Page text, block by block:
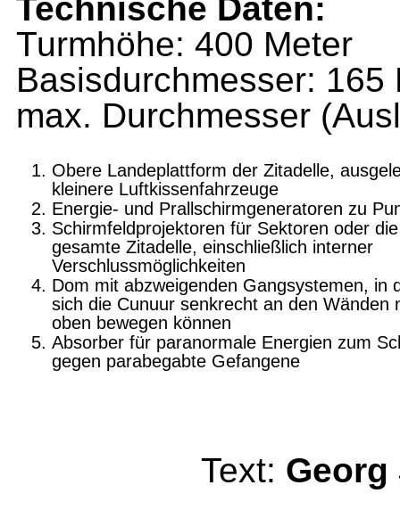
Technische Daten:
Turmhöhe: 400 Meter
Basisdurchmesser: 165
max. Durchmesser
Obere Landeplattform der Zitadelle,
kleinere Luftkissenfahrzeuge
Energie- und Prallschirmgeneratoren zu
Schirmfeldprojektoren für Sektoren oder die
gesamte Zitadelle, einschließlich interner
Verschlussmöglichkeiten
Dom mit abzweigenden Gangsystemen, in
sich die Cunuur senkrecht an den Wänden
oben bewegen können
Absorber für paranormale Energien zum
gegen parabegabte Gefangene
Text: Georg